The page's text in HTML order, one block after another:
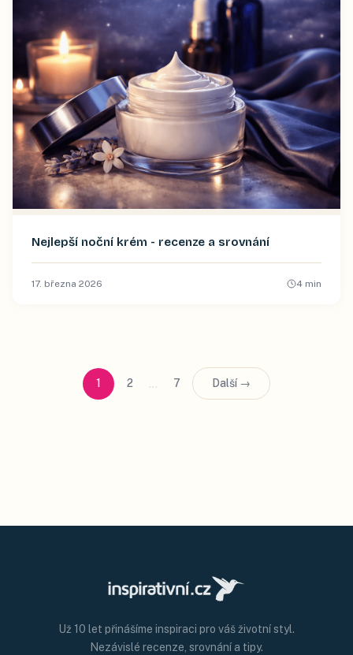
Nejlepší noční krém - recenze a srovnání
17. března 2026 4 min
1 2 … 7 Další →
Už 10 let přinášíme inspiraci pro váš životní styl.
Nezávislé recenze, srovnání a tipy.